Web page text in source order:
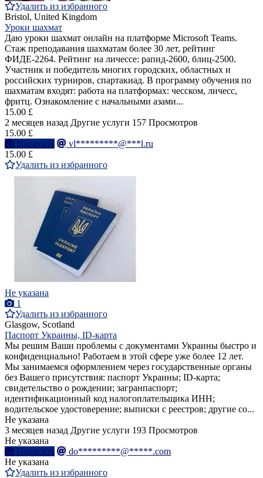
Удалить из избранного
Bristol, United Kingdom
Уроки шахмат
Даю уроки шахмат онлайн на платформе Microsoft Teams.
Стаж преподавания шахматам более 30 лет, рейтинг
ФИДЕ-2264. Рейтинг на личессе: рапид-2600, блиц-2500.
Участник и победитель многих городских, областных и
российских турниров, спартакиад. В программу обучения по
шахматам входят: работа на платформах: чесском, личесс,
фритц. Ознакомление с начальными азами...
15.00 £
2 месяцев назад Другие услуги 157 Просмотров
15.00 £
Написать
vl*********@***l.ru
15.00 £
Удалить из избранного
Не указана
1
Удалить из избранного
Glasgow, Scotland
Паспорт Украины, ID-карта
Мы решим Ваши проблемы с документами Украины быстро и
конфиденциально! Работаем в этой сфере уже более 12 лет.
Мы занимаемся оформлением через государственные органы
без Вашего присутствия: паспорт Украины; ID-карта;
свидетельство о рождении; загранпаспорт;
идентификационный код налогоплательщика ИНН;
водительское удостоверение; выписки с реестров; другие со...
Не указана
3 месяцев назад Другие услуги 193 Просмотров
Не указана
Написать
do*********@*****.com
Не указана
Удалить из избранного